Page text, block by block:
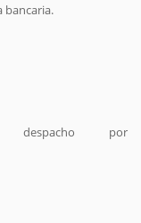
bancaria.
por